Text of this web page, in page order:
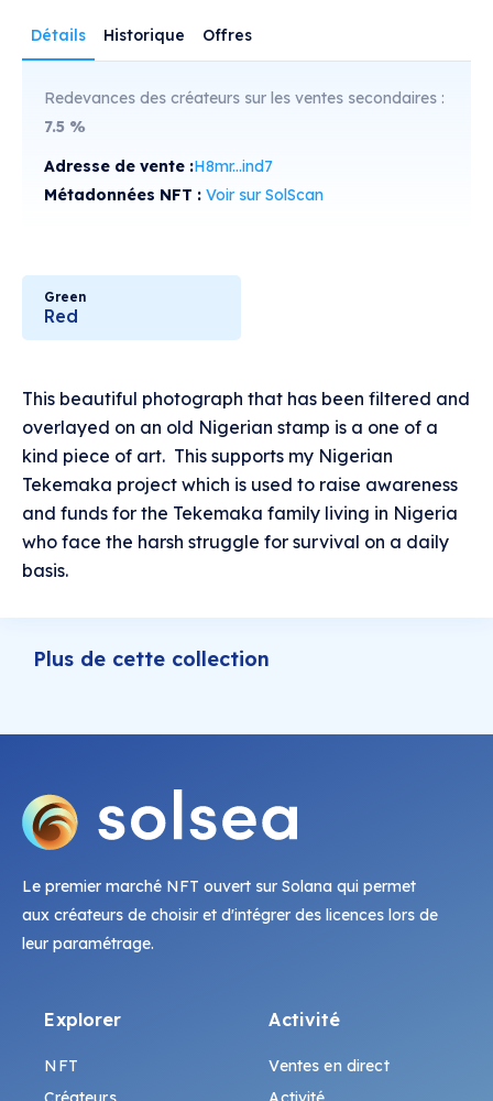
Détails Historique Offres
Redevances des créateurs sur les ventes secondaires :
7.5 %
Adresse de vente :H8mr...ind7
Métadonnées NFT : Voir sur SolScan
Green
Red
This beautiful photograph that has been filtered and
overlayed on an old Nigerian stamp is a one of a
kind piece of art. This supports my Nigerian
Tekemaka project which is used to raise awareness
and funds for the Tekemaka family living in Nigeria
who face the harsh struggle for survival on a daily
basis.
Plus de cette collection
Le premier marché NFT ouvert sur Solana qui permet
aux créateurs de choisir et d'intégrer des licences lors de
leur paramétrage.
Explorer
NFT
Activité
Ventes en direct